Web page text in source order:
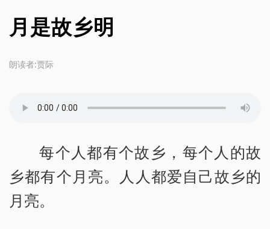
月是故乡明
朗读者:贾际
每个人都有个故乡，每个人的故
乡都有个月亮。人人都爱自己故乡的
月亮。